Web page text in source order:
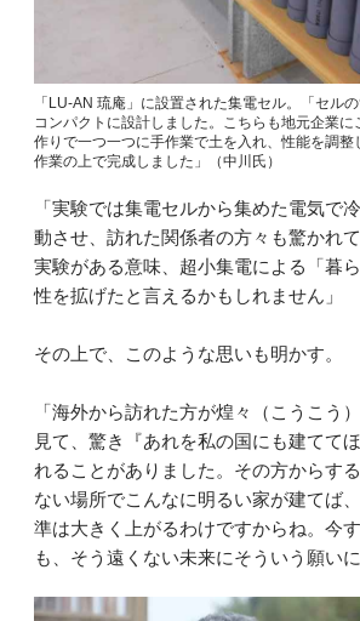
「LU-AN 琉庵」に設置された集電セル。「セル
コンパクトに設計しました。こちらも地元企業
作りで一つ一つに手作業で土を入れ、性能を調
作業の上で完成しました」（中川氏）
「実験では集電セルから集めた電気で
動させ、訪れた関係者の方々も驚かれ
実験がある意味、超小集電による「暮
性を拡げたと言えるかもしれません」
その上で、このような思いも明かす。
「海外から訪れた方が煌々（こうこう
見て、驚き『あれを私の国にも建てて
れることがありました。その方からす
ない場所でこんなに明るい家が建てば
準は大きく上がるわけですからね。今
も、そう遠くない未来にそういう願い